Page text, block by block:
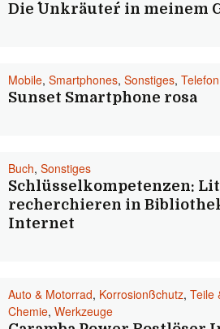
Die ´´Unkräuter´´ in meinem
Mobile, Smartphones, Sonstiges,
Sunset Smartphone rosa
Buch, Sonstiges
Schlüsselkompetenzen:
recherchieren in
Internet
Auto & Motorrad, Korrosionßchutz, Teile
Chemie, Werkzeuge